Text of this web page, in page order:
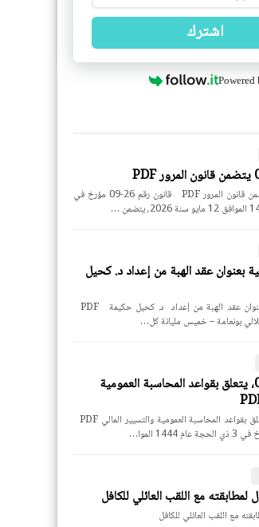
اشترك
Powered
قانون رقم 26-09 يتضمن قانون المرور PDF قانون رقم 26-09 مؤرخ في
بعنوان عقد الهبة من إعداد د. كحيل
بونعامة – خميس مليانة كل…
قانون رقم 23-07، يتعلق بقواعد المحاسبة العمومية
لمطابقته مع اللقب العائلي للكافل
مع اللقب العائلي للكافل